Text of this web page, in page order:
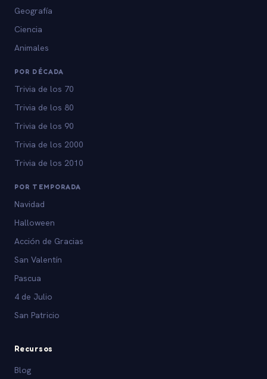
Geografía
Ciencia
Animales
POR DÉCADA
Trivia de los 70
Trivia de los 80
Trivia de los 90
Trivia de los 2000
Trivia de los 2010
POR TEMPORADA
Navidad
Halloween
Acción de Gracias
San Valentín
Pascua
4 de Julio
San Patricio
Recursos
Blog